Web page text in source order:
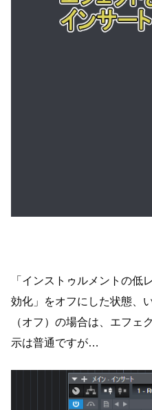
「インストゥルメントの低
効化」をオフにした状態、
（オフ）の場合は、エフェ
示は普通ですが…